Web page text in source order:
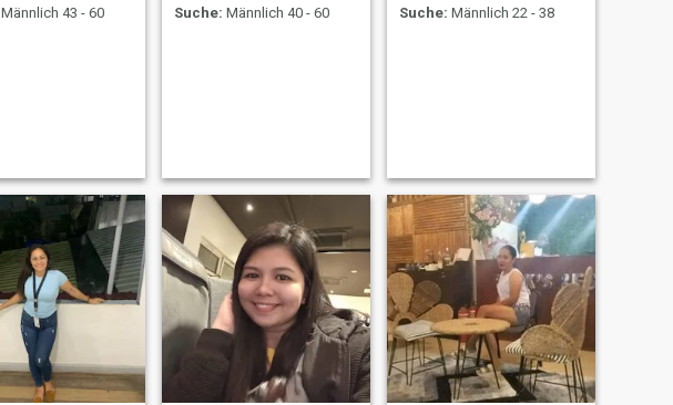
Männlich 43 - 60
Suche: Männlich 40 - 60
Suche: Männlich 22 - 38